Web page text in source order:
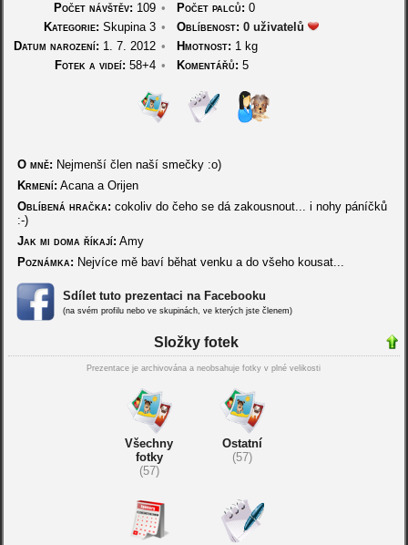
Počet návštěv: 109 • Počet palců: 0
Kategorie: Skupina 3 • Oblíbenost: 0 uživatelů
Datum narození: 1. 7. 2012 • Hmotnost: 1 kg
Fotek a videí: 58+4 • Komentářů: 5
O mně: Nejmenší člen naší smečky :o)
Krmení: Acana a Orijen
Oblíbená hračka: cokoliv do čeho se dá zakousnout... i nohy páníčků
:-)
Jak mi doma říkají: Amy
Poznámka: Nejvíce mě baví běhat venku a do všeho kousat...
Sdílet tuto prezentaci na Facebooku
(na svém profilu nebo ve skupinách, ve kterých jste členem)
Složky fotek
Prezentace je archivována a neobsahuje fotky v plné velikosti
Všechny
fotky
(57)
Ostatní
(57)